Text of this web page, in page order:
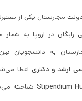
مجارستان یکی از
رایگان در اروپا به
به دانشجویان
ارشد و دکتریاعطا
Stipendium شناخته